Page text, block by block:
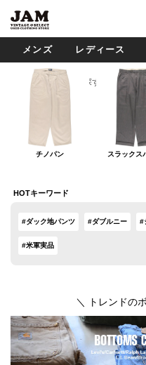
メンズ レディース
カテゴリから探す ボトム
ロ
チノパン スラックス
HOTキーワード
#ダック地パンツ #ダブルニー #
#米軍実品
＼ トレンドの